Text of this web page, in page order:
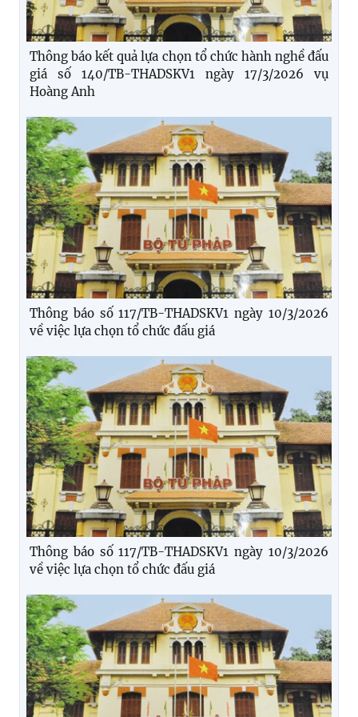
Thông báo kết quả lựa chọn tổ chức hành nghề đấu
giá số 140/TB-THADSKV1 ngày 17/3/2026 vụ
Hoàng Anh
Thông báo số 117/TB-THADSKV1 ngày 10/3/2026
về việc lựa chọn tổ chức đấu giá
Thông báo số 117/TB-THADSKV1 ngày 10/3/2026
về việc lựa chọn tổ chức đấu giá